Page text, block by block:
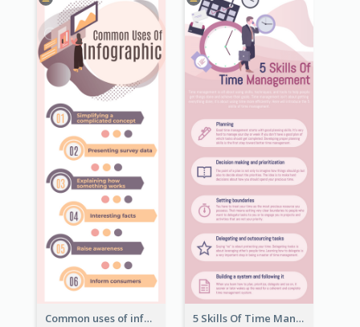
Common uses of infographic 5 Skills Of Time Management